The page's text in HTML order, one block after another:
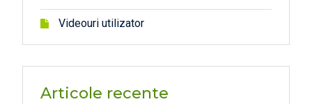
Videouri utilizator
Articole recente